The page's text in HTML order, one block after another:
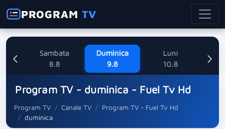
PROGRAMTV
Sambata
8.8
Duminica
9.8
Luni
10.8
Program TV - duminica - Fuel Tv Hd
Program TV Canale TV
Program TV - Fuel Tv Hd
duminica